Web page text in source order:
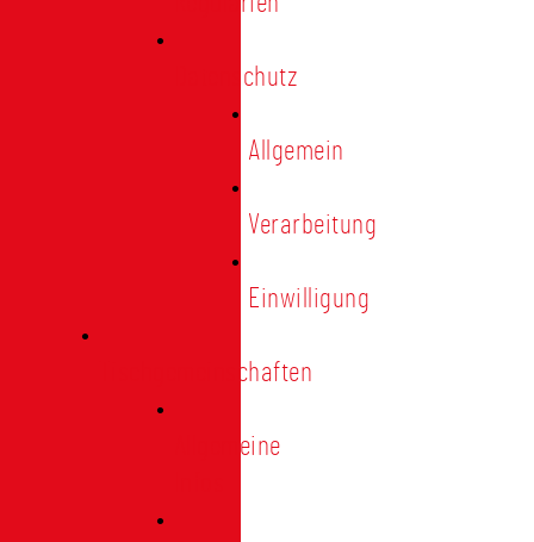
Datenschutz
Allgemein
Verarbeitung
Einwilligung
Tischgemeinschaften
Allgemeine